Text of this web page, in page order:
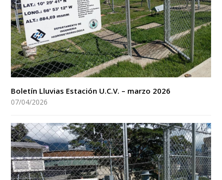
Boletín Lluvias Estación U.C.V. – marzo 2026
07/04/2026